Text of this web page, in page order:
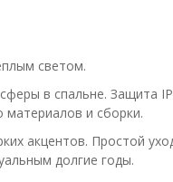
светом.
в спальне. Защита
и сборки.
акцентов. Простой
долгие годы.